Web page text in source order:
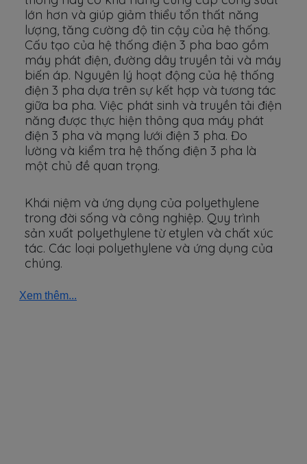
lớn hơn và giúp giảm thiểu tổn thất năng
lượng, tăng cường độ tin cậy của hệ thống.
Cấu tạo của hệ thống điện 3 pha bao gồm
máy phát điện, đường dây truyền tải và máy
biến áp. Nguyên lý hoạt động của hệ thống
điện 3 pha dựa trên sự kết hợp và tương tác
giữa ba pha. Việc phát sinh và truyền tải điện
năng được thực hiện thông qua máy phát
điện 3 pha và mạng lưới điện 3 pha. Đo
lường và kiểm tra hệ thống điện 3 pha là
một chủ đề quan trọng.
Khái niệm và ứng dụng của polyethylene
trong đời sống và công nghiệp. Quy trình
sản xuất polyethylene từ etylen và chất xúc
tác. Các loại polyethylene và ứng dụng của
chúng.
Xem thêm...